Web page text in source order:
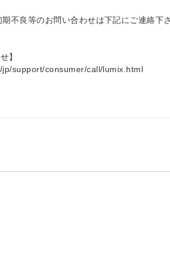
不良等のお問い合わせは下記にご連絡下さ
】
support/consumer/call/lumix.html